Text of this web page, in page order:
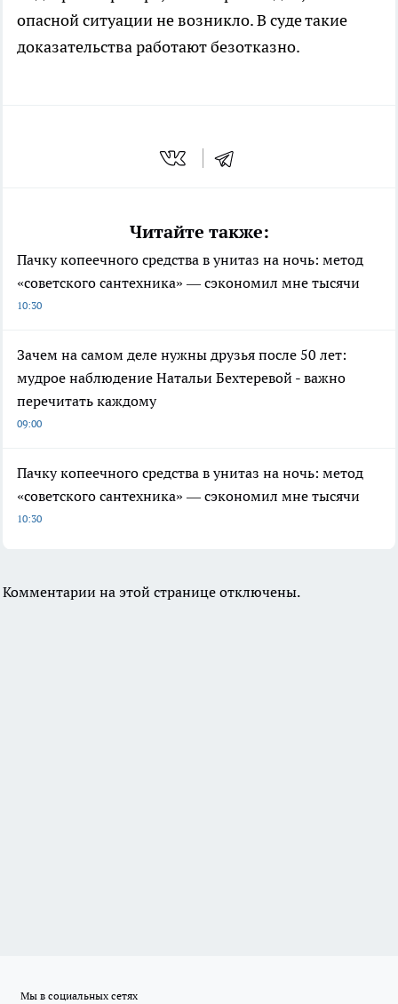
опасной ситуации не возникло. В суде такие
доказательства работают безотказно.
Читайте также:
Пачку копеечного средства в унитаз на ночь: метод
«советского сантехника» — сэкономил мне тысячи
10:30
Зачем на самом деле нужны друзья после 50 лет:
мудрое наблюдение Натальи Бехтеревой - важно
перечитать каждому
09:00
Пачку копеечного средства в унитаз на ночь: метод
«советского сантехника» — сэкономил мне тысячи
10:30
Комментарии на этой странице отключены.
Мы в социальных сетях